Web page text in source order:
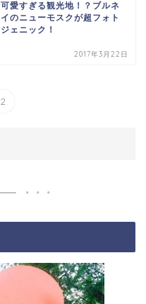
可愛すぎる観光地！？ブルネ
イのニューモスクが超フォト
ジェニック！
2017年3月22日
2